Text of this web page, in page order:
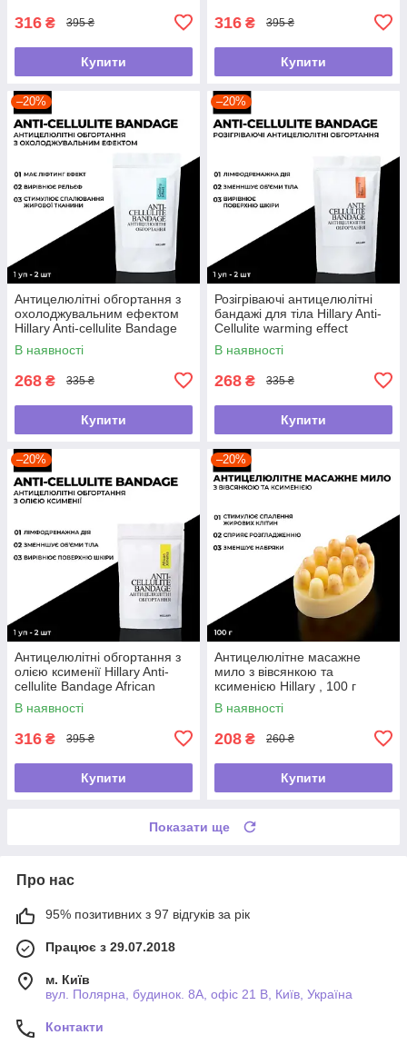
316 ₴ 395 ₴
Купити
316 ₴ 395 ₴
Купити
–20%
Антицелюлітні обгортання з
охолоджувальним ефектом
Hillary Anti-cellulite Bandage
Cooling Effect
В наявності
268 ₴ 335 ₴
Купити
–20%
Розігріваючі антицелюлітні
бандажі для тіла Hillary Anti-
Cellulite warming effect
bandage
В наявності
268 ₴ 335 ₴
Купити
–20%
Антицелюлітні обгортання з
олією ксименії Hillary Anti-
cellulite Bandage African
Ximenia
В наявності
316 ₴ 395 ₴
Купити
–20%
Антицелюлітне масажне
мило з вівсянкою та
ксименією Hillary , 100 г
В наявності
208 ₴ 260 ₴
Купити
Показати ще
Про нас
95% позитивних з 97 відгуків за рік
Працює з 29.07.2018
м. Київ
вул. Полярна, будинок. 8А, офіс 21 В, Київ, Україна
Контакти